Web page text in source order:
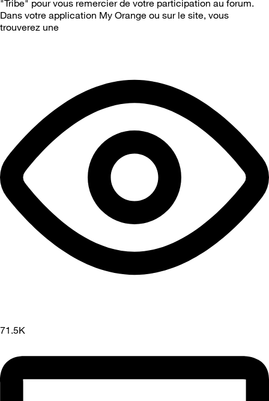
"Tribe" pour vous remercier de votre participation au forum.
Dans votre application My Orange ou sur le site, vous
trouverez une
71.5K